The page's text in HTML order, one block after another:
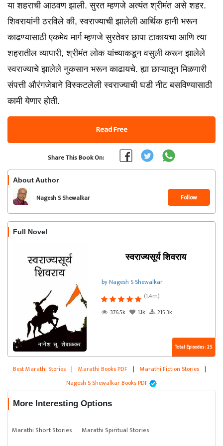
या शहराची आठवण झाली. सुरत म्हणजे अत्यंत श्रीमंत असे शहर.
शिवरायांनी ठरविले की, स्वराज्याची झालेली आर्थिक हानी भरून
काढण्यासाठी एकमेव मार्ग म्हणजे सुरतेवर छापा टाकायचा आणि त्या
शहरातील व्यापारी, श्रीमंत लोक यांच्याकडून वसुली करून झालेले
स्वराज्याचे झालेले नुकसान भरून काढायचे. ह्या छाप्यातून मिळणारी
संपत्ती औरंगजेबाने विस्कटलेली स्वराज्याची घडी नीट बसविण्यासाठी
कामी येणार होती.
Read Free
Share This Book On:
About Author
Nagesh S Shewalkar Follow
Full Novel
स्वराज्यसूर्य शिवराय
by Nagesh S Shewalkar
(1.4m)
376.5k
1.1k 215.3k
Total Episodes : 25
Best Marathi Stories | Marathi Books PDF | Marathi Fiction Stories |
Nagesh S Shewalkar Books PDF
More Interesting Options
Marathi Short Stories
Marathi Spiritual Stories